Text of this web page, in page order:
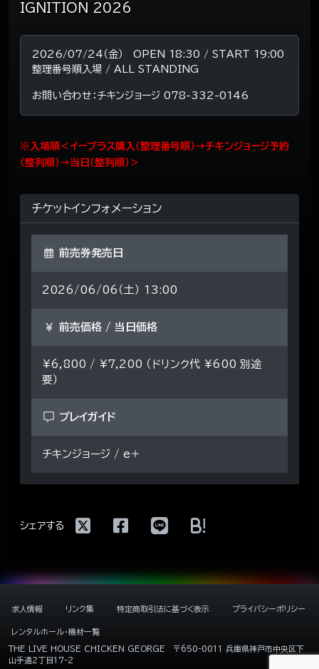
IGNITION 2026
2026/07/24（金） OPEN 18:30 / START 19:00
整理番号順入場 / ALL STANDING
お問い合わせ：チキンジョージ 078-332-0146
※入場順＜イープラス購入（整理番号順）→チキンジョージ予約
（整列順）→当日（整列順）＞
チケットインフォメーション
前売券発売日
2026/06/06（土） 13:00
前売価格 / 当日価格
¥6,800 / ¥7,200 （ドリンク代 ¥600 別途
要）
プレイガイド
チキンジョージ / e＋
シェアする !
求人情報 リンク集 特定商取引法に基づく表示 プライバシーポリシー
レンタルホール・機材一覧
THE LIVE HOUSE CHICKEN GEORGE 〒650-0011 兵庫県神戸市中央区下
山手通2丁目17-2